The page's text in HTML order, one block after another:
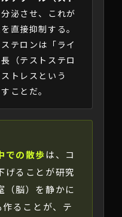
泌させ、これが
直接抑制する。
テロンは「ライ
（テストステロ
トレスという
ことだ。
での散歩は、コ
げることが研究
（脳）を静かに
ることが、テ